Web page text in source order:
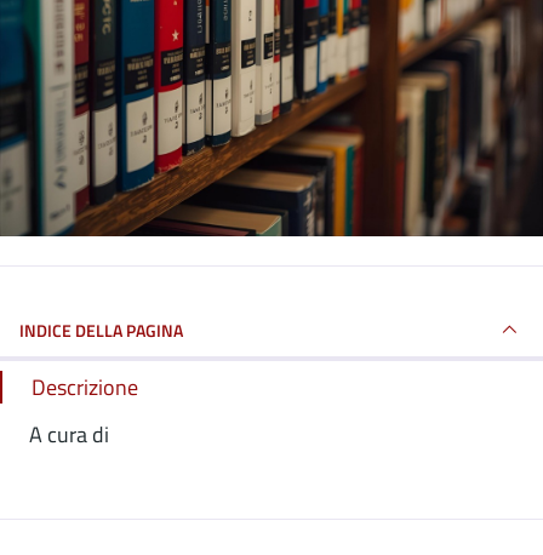
INDICE DELLA PAGINA
Descrizione
A cura di